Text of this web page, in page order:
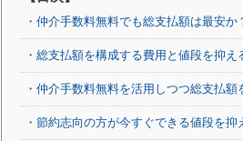
・仲介手数料無料でも総支払額は最安か
・総支払額を構成する費用と値段を抑え
・仲介手数料無料を活用しつつ総支払
・節約志向の方が今すぐできる値段を抑